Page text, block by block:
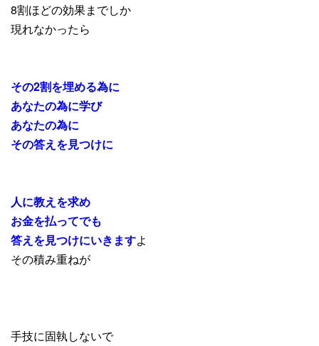
8割ほどの効果までしか
現れなかったら
その2割を埋める為に
あなたの為に学び
あなたの為に
その答えを見つけに
人に教えを求め
お金を払ってでも
答えを見つけにいきますよ
その積み重ねが
手技に固執しないで